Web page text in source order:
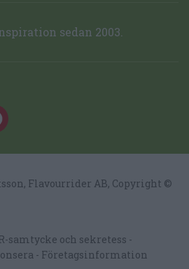
sedan 2003.
Flavourrider AB, Copyright ©
samtycke och sekretess
Företagsinformation